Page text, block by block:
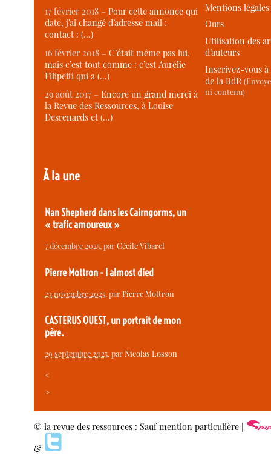
17 février 2018 –Pour cette annonce qui
date, j’ai changé d’adresse mail :
contact : (…)
16 février 2018 –C’était même pas lui,
mais c’est tout comme : c’est Aurélie
Filipetti qui a (…)
29 août 2017 –Encore un grand merci à
la Revue des Ressources, à Louise
Desrenards et (…)
À la une
Nan Shepherd dans les Cairngorms, un
« trafic amoureux »
7 décembre 2025, parCécile Vibarel
Pierre Mottron - I almost died
23 novembre 2025, parPierre Mottron
CASTERUS OUEST, un portrait de mon
père.
29 septembre 2025, parNicolas Losson
<
>
Mentions légales
Ours
Utilisation des
d’auteurs
Inscrivez-vous
de la RdR
ni contenu)
© la revue des ressources : Sauf mention particulière |
&